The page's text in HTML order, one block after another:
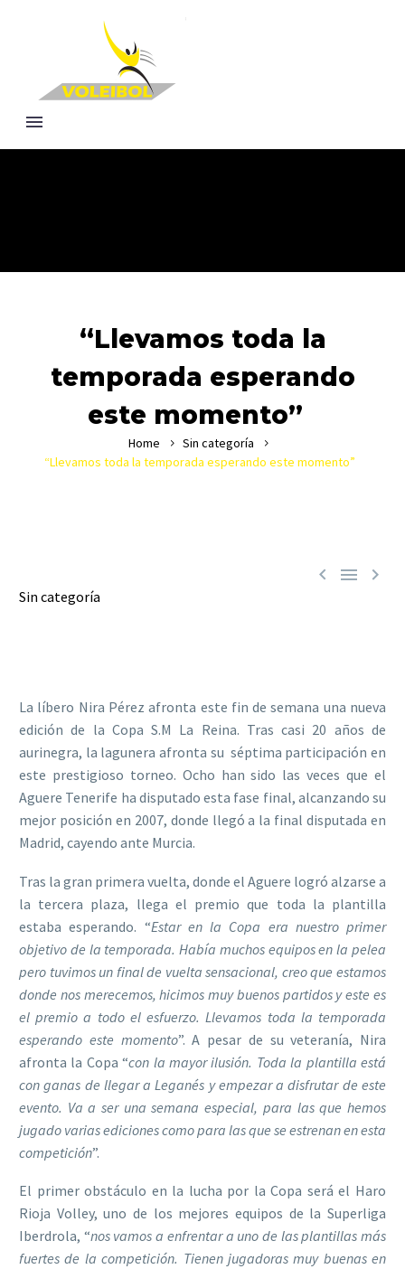
“Llevamos toda la
temporada esperando
este momento”
Home
Sin categoría
“Llevamos toda la temporada esperando este momento”
  
Sin categoría
La líbero Nira Pérez afronta este fin de semana una nueva
edición de la Copa S.M La Reina. Tras casi 20 años de
aurinegra, la lagunera afronta su séptima participación en
este prestigioso torneo. Ocho han sido las veces que el
Aguere Tenerife ha disputado esta fase final, alcanzando su
mejor posición en 2007, donde llegó a la final disputada en
Madrid, cayendo ante Murcia.
Tras la gran primera vuelta, donde el Aguere logró alzarse a
la tercera plaza, llega el premio que toda la plantilla
estaba esperando. “Estar en la Copa era nuestro primer
objetivo de la temporada. Había muchos equipos en la pelea
pero tuvimos un final de vuelta sensacional, creo que estamos
donde nos merecemos, hicimos muy buenos partidos y este es
el premio a todo el esfuerzo. Llevamos toda la temporada
esperando este momento”. A pesar de su veteranía, Nira
afronta la Copa “con la mayor ilusión. Toda la plantilla está
con ganas de llegar a Leganés y empezar a disfrutar de este
evento. Va a ser una semana especial, para las que hemos
jugado varias ediciones como para las que se estrenan en esta
competición”.
El primer obstáculo en la lucha por la Copa será el Haro
Rioja Volley, uno de los mejores equipos de la Superliga
Iberdrola, “nos vamos a enfrentar a uno de las plantillas más
fuertes de la competición. Tienen jugadoras muy buenas en